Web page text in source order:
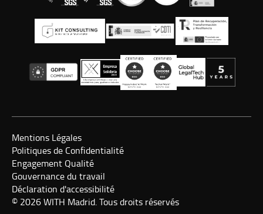
Mentions Légales
Politiques de Confidentialité
Engagement Qualité
Gouvernance du travail
Déclaration d'accessibilité
© 2026 WITH Madrid. Tous droits réservés